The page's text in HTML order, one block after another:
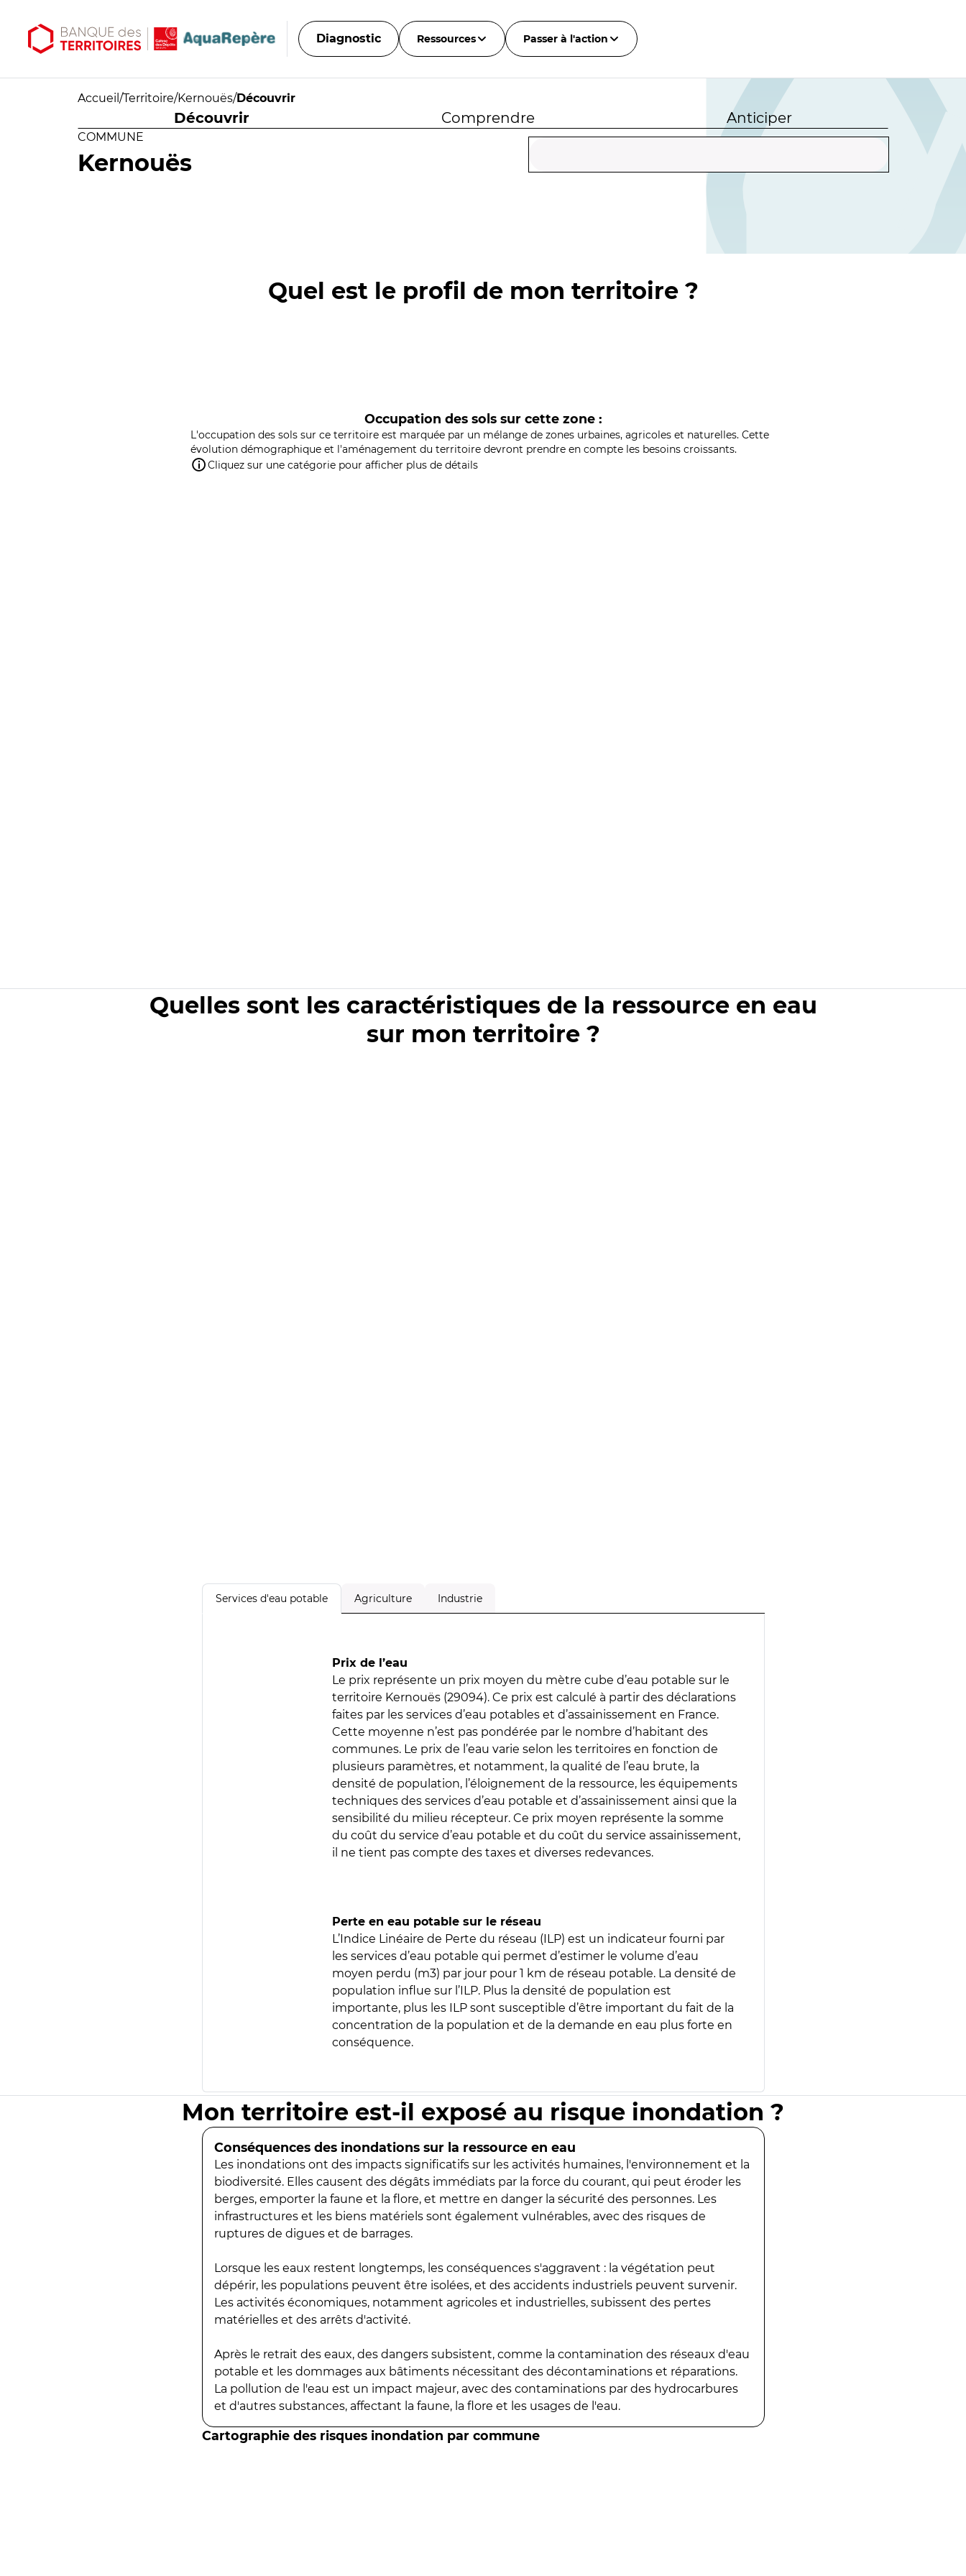
Diagnostic Ressources Passer à l'action
Accueil /Territoire/Kernouës/Découvrir
Découvrir Comprendre Anticiper
COMMUNE
Kernouës
Quel est le profil de mon territoire ?
Occupation des sols sur cette zone :
L'occupation des sols sur ce territoire est marquée par un mélange de zones urbaines, agricoles et naturelles. Cette
évolution démographique et l'aménagement du territoire devront prendre en compte les besoins croissants.
Cliquez sur une catégorie pour afficher plus de détails
Quelles sont les caractéristiques de la ressource en eau
sur mon territoire ?
Services d'eau potable Agriculture Industrie
Prix de l’eau
Le prix représente un prix moyen du mètre cube d’eau potable sur le
territoire Kernouës (29094). Ce prix est calculé à partir des déclarations
faites par les services d’eau potables et d’assainissement en France.
Cette moyenne n’est pas pondérée par le nombre d’habitant des
communes. Le prix de l’eau varie selon les territoires en fonction de
plusieurs paramètres, et notamment, la qualité de l’eau brute, la
densité de population, l’éloignement de la ressource, les équipements
techniques des services d’eau potable et d’assainissement ainsi que la
sensibilité du milieu récepteur. Ce prix moyen représente la somme
du coût du service d’eau potable et du coût du service assainissement,
il ne tient pas compte des taxes et diverses redevances.
Perte en eau potable sur le réseau
L’Indice Linéaire de Perte du réseau (ILP) est un indicateur fourni par
les services d’eau potable qui permet d’estimer le volume d’eau
moyen perdu (m3) par jour pour 1 km de réseau potable. La densité de
population influe sur l’ILP. Plus la densité de population est
importante, plus les ILP sont susceptible d’être important du fait de la
concentration de la population et de la demande en eau plus forte en
conséquence.
Mon territoire est-il exposé au risque inondation ?
Conséquences des inondations sur la ressource en eau
Les inondations ont des impacts significatifs sur les activités humaines, l'environnement et la
biodiversité. Elles causent des dégâts immédiats par la force du courant, qui peut éroder les
berges, emporter la faune et la flore, et mettre en danger la sécurité des personnes. Les
infrastructures et les biens matériels sont également vulnérables, avec des risques de
ruptures de digues et de barrages.
Lorsque les eaux restent longtemps, les conséquences s'aggravent : la végétation peut
dépérir, les populations peuvent être isolées, et des accidents industriels peuvent survenir.
Les activités économiques, notamment agricoles et industrielles, subissent des pertes
matérielles et des arrêts d'activité.
Après le retrait des eaux, des dangers subsistent, comme la contamination des réseaux d'eau
potable et les dommages aux bâtiments nécessitant des décontaminations et réparations.
La pollution de l'eau est un impact majeur, avec des contaminations par des hydrocarbures
et d'autres substances, affectant la faune, la flore et les usages de l'eau.
Cartographie des risques inondation par commune